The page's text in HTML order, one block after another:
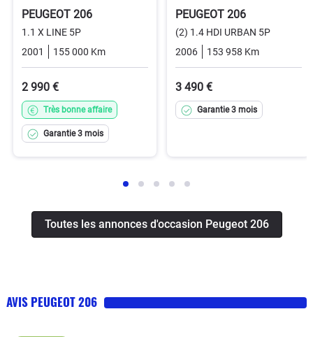
PEUGEOT 206
1.1 X LINE 5P
2001
155 000 Km Essence
2 990 €
Très bonne affaire
Garantie 3 mois
PEUGEOT 206
(2) 1.4 HDI URBAN 5P
2006
153 958 Km
3 490 €
Garantie 3 mois
Toutes les annonces d'occasion Peugeot 206
AVIS PEUGEOT 206